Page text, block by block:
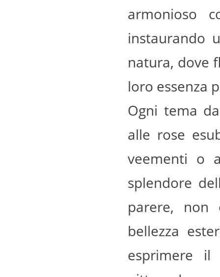
armonioso
instaurando
natura, dove
loro essenza
Ogni tema
alle rose
veementi o
splendore
parere,
bellezza
esprimere